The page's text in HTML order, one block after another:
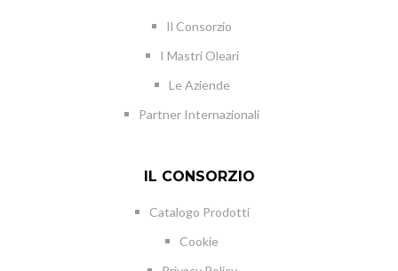
Il Consorzio
I Mastri Oleari
Le Aziende
Partner Internazionali
IL CONSORZIO
Catalogo Prodotti
Cookie